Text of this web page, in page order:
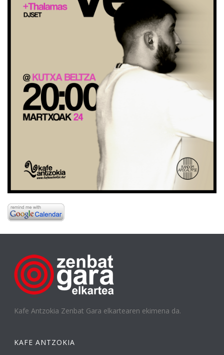
Kafe Antzokia Zenbat Gara elkartearen ekimena da.
KAFE ANTZOKIA